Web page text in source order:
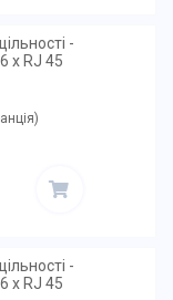
-
x RJ 45
-
x RJ 45